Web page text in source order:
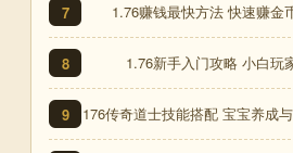
7 1.76赚钱最快方法 快速赚金
8 1.76新手入门攻略 小白玩
9 176传奇道士技能搭配 宝宝养成